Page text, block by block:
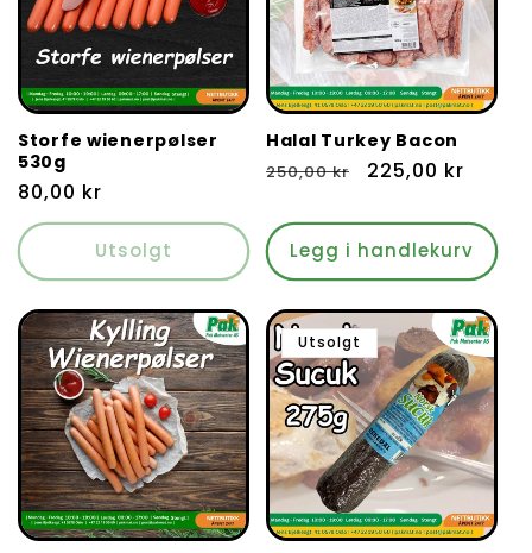
Storfe wienerpølser
530g
Vanlig
pris
80,00 kr
Utsolgt
Halal Turkey Bacon
Vanlig
250,00 kr Salgspris
225,00 kr
Legg i handlekurv
Utsolgt